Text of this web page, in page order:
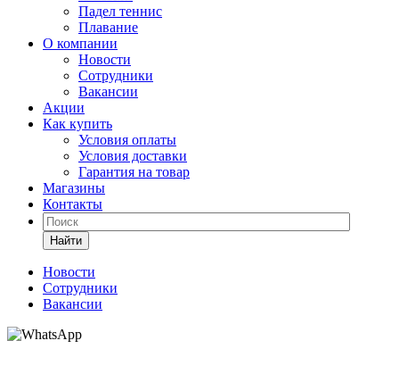
Падел теннис
Плавание
О компании
Новости
Сотрудники
Вакансии
Акции
Как купить
Условия оплаты
Условия доставки
Гарантия на товар
Магазины
Контакты
Найти
Новости
Сотрудники
Вакансии